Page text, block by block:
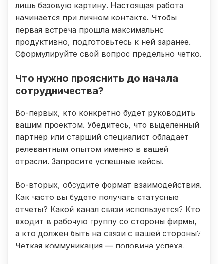
лишь базовую картину. Настоящая работа
начинается при личном контакте. Чтобы
первая встреча прошла максимально
продуктивно, подготовьтесь к ней заранее.
Сформулируйте свой вопрос предельно четко.
Что нужно прояснить до начала
сотрудничества?
Во-первых, кто конкретно будет руководить
вашим проектом. Убедитесь, что выделенный
партнер или старший специалист обладает
релевантным опытом именно в вашей
отрасли. Запросите успешные кейсы.
Во-вторых, обсудите формат взаимодействия.
Как часто вы будете получать статусные
отчеты? Какой канал связи используется? Кто
входит в рабочую группу со стороны фирмы,
а кто должен быть на связи с вашей стороны?
Четкая коммуникация — половина успеха.